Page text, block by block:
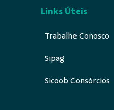
Links Úteis
Trabalhe Conosco
Sipag
Sicoob Consórcios